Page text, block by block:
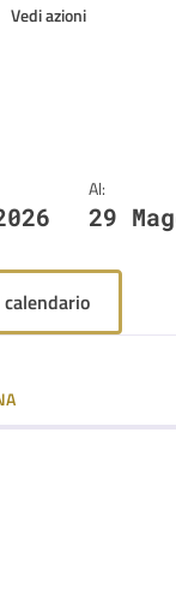
Vedi azioni
Al:
29